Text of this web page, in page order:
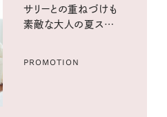
サリーとの重ねづけも
素敵な大人の夏スタイ
PROMOTION